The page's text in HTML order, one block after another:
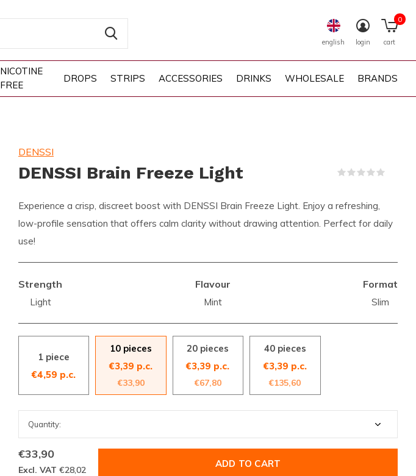
NICOTINE
FREE
DROPS STRIPS ACCESSORIES DRINKS WHOLESALE BRANDS
english login cart
0
DENSSI
DENSSI Brain Freeze Light
Experience a crisp, discreet boost with DENSSI Brain Freeze Light. Enjoy a refreshing,
low-profile sensation that offers calm clarity without drawing attention. Perfect for daily
use!
Strength
Light
Flavour
Mint
Format
Slim
1 piece
€4,59 p.c.
10 pieces
€3,39 p.c.
€33,90
20 pieces
€3,39 p.c.
€67,80
40 pieces
€3,39 p.c.
€135,60
€33,90
Excl. VAT €28,02
ADD TO CART